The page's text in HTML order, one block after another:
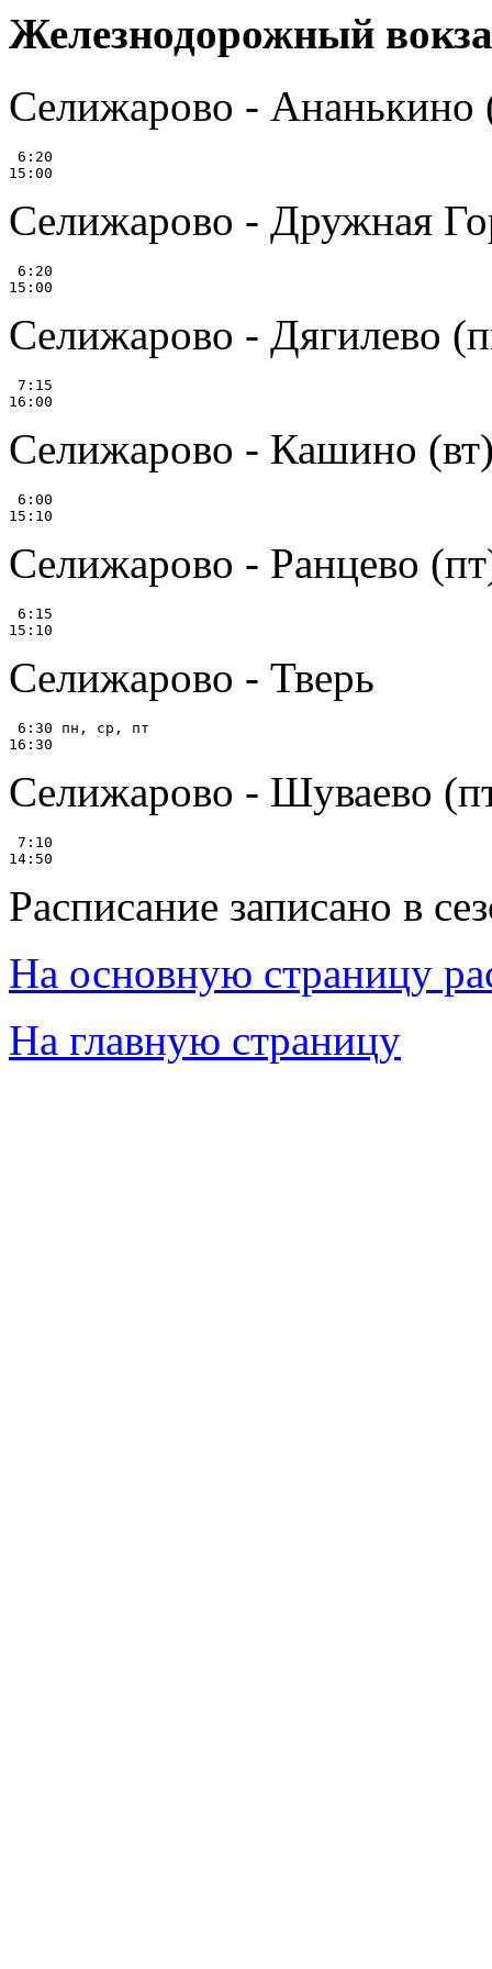
Железнодорожный
Селижарово - Ананькино
6:20
Селижарово - Дружная
6:20
Селижарово - Дягилево
7:15
Селижарово - Кашино
6:00
Селижарово - Ранцево
6:15
Селижарово - Тверь
6:30 пн, ср, пт
Селижарово - Шуваево
7:10
Расписание записано в
На основную страницу
На главную страницу